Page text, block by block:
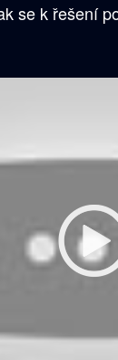
se k řešení